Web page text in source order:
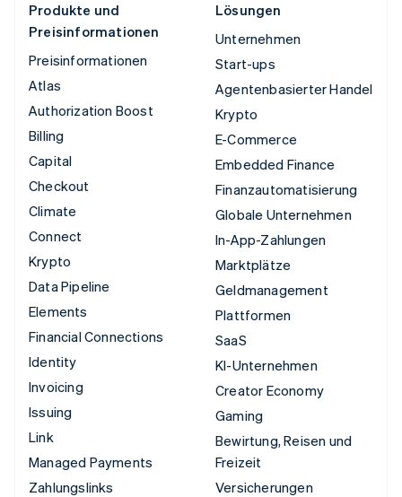
Produkte und
Preisinformationen
Preisinformationen
Atlas
Authorization Boost
Billing
Capital
Checkout
Climate
Connect
Krypto
Data Pipeline
Elements
Financial Connections
Identity
Invoicing
Issuing
Link
Managed Payments
Zahlungslinks
Lösungen
Unternehmen
Start-ups
Agentenbasierter Handel
Krypto
E-Commerce
Embedded Finance
Finanzautomatisierung
Globale Unternehmen
In-App-Zahlungen
Marktplätze
Geldmanagement
Plattformen
SaaS
KI-Unternehmen
Creator Economy
Gaming
Bewirtung, Reisen und
Freizeit
Versicherungen